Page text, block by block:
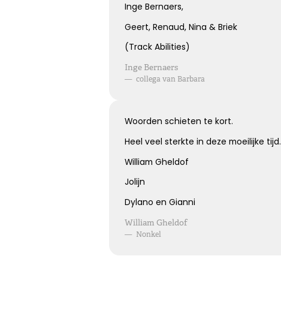
Inge Bernaers,
Geert, Renaud, Nina & Briek
(Track Abilities)
Inge Bernaers
— collega van Barbara
Woorden schieten te kort.
Heel veel sterkte in deze moeilijke tijd.
William Gheldof
Jolijn
Dylano en Gianni
William Gheldof
— Nonkel
Dat jij er bent geweest voor ons is zo onvergetelijk mooi,